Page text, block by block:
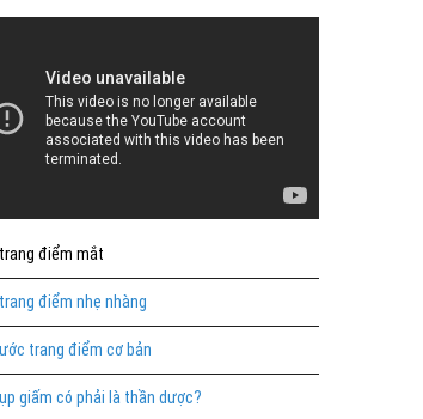
điểm mắt
điểm nhẹ nhàng
trang điểm cơ bản
giấm có phải là thần dược?